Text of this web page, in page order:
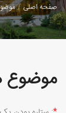
صفحه اصلی
موضوع